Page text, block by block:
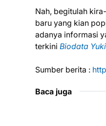
Nah, begitulah
baru yang kian
adanya informasi
terkini Biodata
Sumber berita :
Baca juga